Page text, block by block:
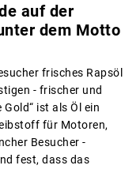
auf der
dem Motto
frisches Rapsöl
- frischer und
ist als Öl ein
für Motoren,
Besucher -
fest, dass das